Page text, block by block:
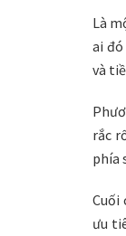
Là
ai
và
rắc
phía
Cuối
ưu